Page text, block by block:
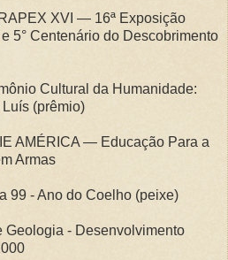
XVI — 16ª Exposição
5° Centenário do Descobrimento
Cultural da Humanidade:
(prêmio)
AMÉRICA — Educação Para a
Armas
99 - Ano do Coelho (peixe)
Geologia - Desenvolvimento